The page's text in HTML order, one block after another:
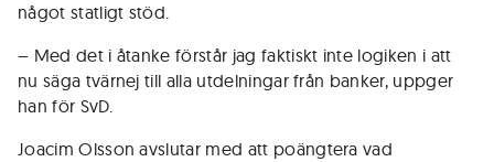
något statligt stöd.
– Med det i åtanke förstår jag faktiskt inte logiken i att
nu säga tvärnej till alla utdelningar från banker, uppger
han för SvD.
Joacim Olsson avslutar med att poängtera vad